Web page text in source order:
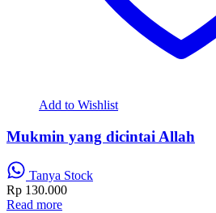
Add to Wishlist
Mukmin yang dicintai Allah
Tanya Stock
Rp 130.000
Read more